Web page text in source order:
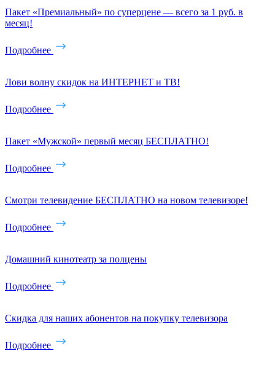
Пакет «Премиальный» по суперцене — всего за 1 руб. в
месяц!
Подробнее
Лови волну скидок на ИНТЕРНЕТ и ТВ!
Подробнее
Пакет «Мужской» первый месяц БЕСПЛАТНО!
Подробнее
Смотри телевидение БЕСПЛАТНО на новом телевизоре!
Подробнее
Домашний кинотеатр за полцены
Подробнее
Скидка для наших абонентов на покупку телевизора
Подробнее